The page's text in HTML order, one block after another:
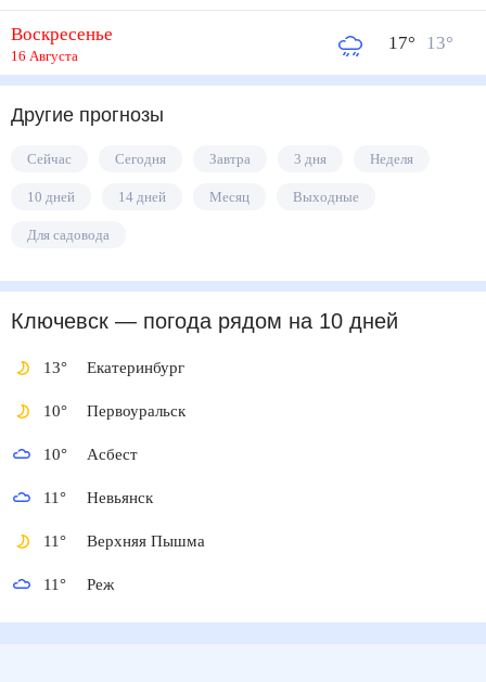
Воскресенье
16 Августа
17° 13°
Другие прогнозы
Сейчас Сегодня Завтра 3 дня Неделя
10 дней 14 дней Месяц Выходные
Для садовода
Ключевск — погода рядом на 10 дней
13° Екатеринбург
10° Первоуральск
10° Асбест
11° Невьянск
11° Верхняя Пышма
11° Реж